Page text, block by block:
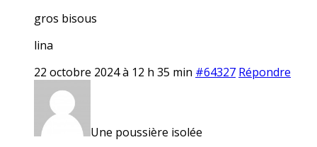
gros bisous
lina
22 octobre 2024 à 12 h 35 min #64327 Répondre
Une poussière isolée